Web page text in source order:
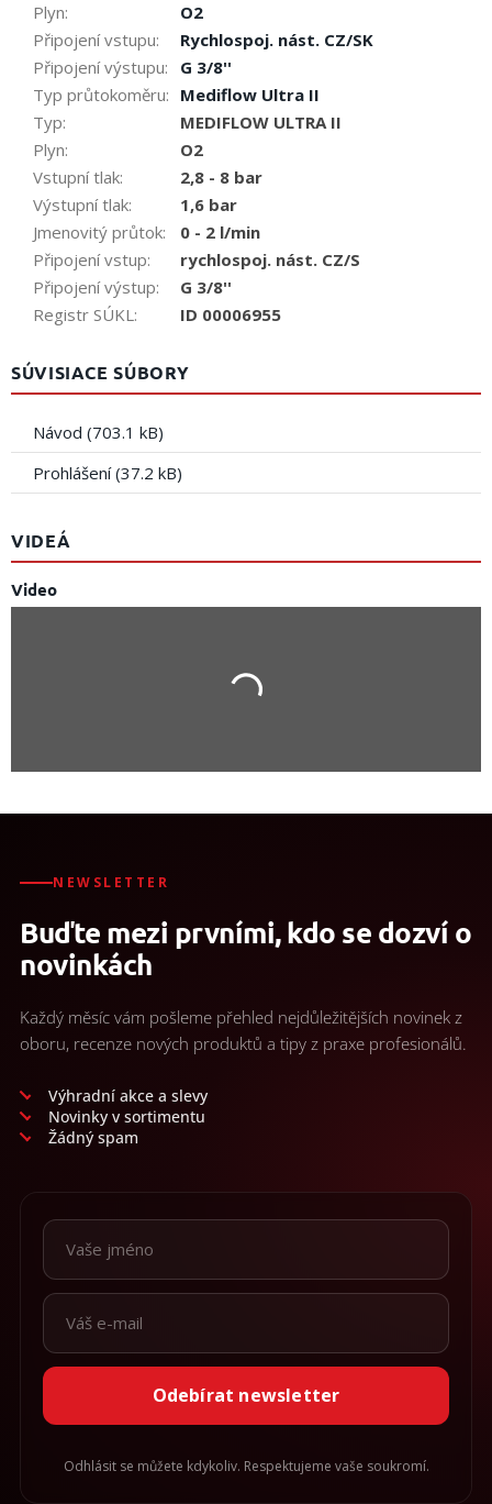
Plyn:
O2
Připojení vstupu:
Rychlospoj. nást. CZ/SK
Připojení výstupu:
G 3/8''
Typ průtokoměru: Mediflow Ultra II
Typ:
MEDIFLOW ULTRA II
Plyn:
O2
Vstupní tlak:
2,8 - 8 bar
Výstupní tlak:
1,6 bar
Jmenovitý průtok:
0 - 2 l/min
Připojení vstup:
rychlospoj. nást. CZ/S
Připojení výstup:
G 3/8''
Registr SÚKL: ID 00006955
SÚVISIACE SÚBORY
Návod (703.1 kB)
Prohlášení (37.2 kB)
VIDEÁ
Video
NEWSLETTER
Buďte mezi prvními, kdo se dozví o
novinkách
Každý měsíc vám pošleme přehled nejdůležitějších novinek z
oboru, recenze nových produktů a tipy z praxe profesionálů.
Výhradní akce a slevy
Novinky v sortimentu
Žádný spam
Odebírat newsletter
Odhlásit se můžete kdykoliv. Respektujeme vaše soukromí.